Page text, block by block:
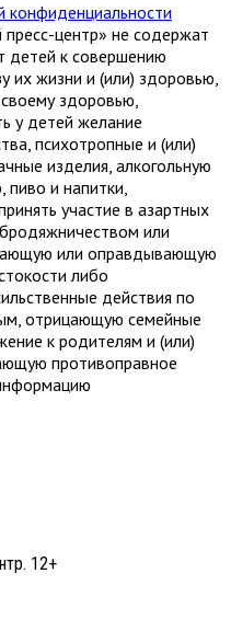
конфиденциальности
центр» не содержат
детей к совершению
их жизни и (или) здоровью,
здоровью,
у детей желание
психотропные и (или)
изделия, алкогольную
и напитки,
участие в азартных
или
или оправдывающую
либо
действия по
отрицающую семейные
к родителям и (или)
противоправное
12+